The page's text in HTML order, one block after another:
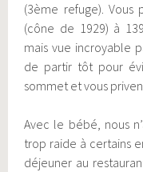
(3ème refuge). Vous
(cône de 1929) à
mais vue incroyable
de partir tôt pour
sommet et vous
Avec le bébé, nous
trop raide à certains
déjeuner au